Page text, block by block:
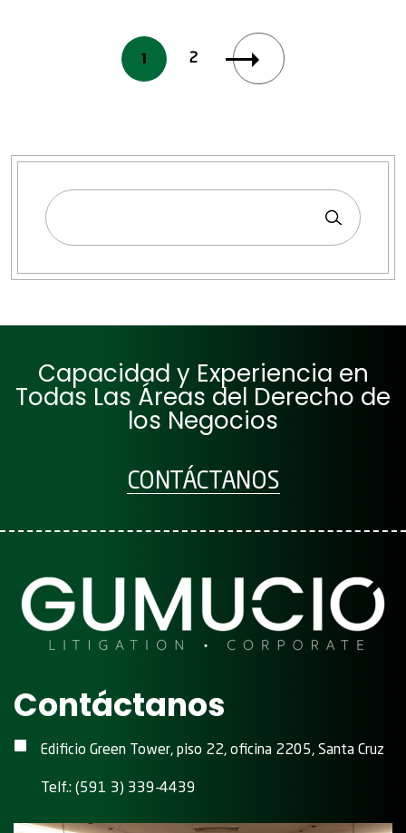
1 2
Capacidad y Experiencia en
Todas Las Áreas del Derecho de
los Negocios
CONTÁCTANOS
Contáctanos
Edificio Green Tower, piso 22, oficina 2205, Santa Cruz
Telf.: (591 3) 339-4439